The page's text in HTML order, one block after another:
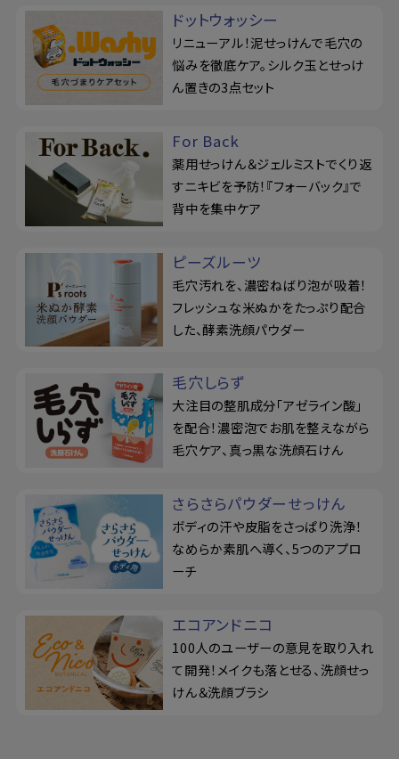
ドットウォッシー
リニューアル！泥せっけんで毛穴の
悩みを徹底ケア。シルク玉とせっけ
ん置きの3点セット
For Back
薬用せっけん＆ジェルミストでくり返
すニキビを予防！『フォーバック』で
背中を集中ケア
ピーズルーツ
毛穴汚れを、濃密ねばり泡が吸着！
フレッシュな米ぬかをたっぷり配合
した、酵素洗顔パウダー
毛穴しらず
大注目の整肌成分「アゼライン酸」
を配合！濃密泡でお肌を整えながら
毛穴ケア、真っ黒な洗顔石けん
さらさらパウダーせっけん
ボディの汗や皮脂をさっぱり洗浄！
なめらか素肌へ導く、5つのアプロ
ーチ
エコアンドニコ
100人のユーザーの意見を取り入れ
て開発！メイクも落とせる、洗顔せっ
けん＆洗顔ブラシ